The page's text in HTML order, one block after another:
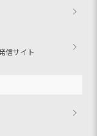
信サイト